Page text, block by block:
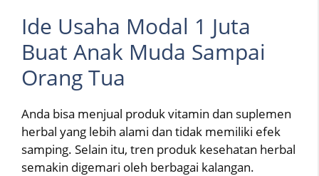
Ide Usaha Modal 1 Juta
Buat Anak Muda Sampai
Orang Tua
Anda bisa menjual produk vitamin dan suplemen
herbal yang lebih alami dan tidak memiliki efek
samping. Selain itu, tren produk kesehatan herbal
semakin digemari oleh berbagai kalangan.